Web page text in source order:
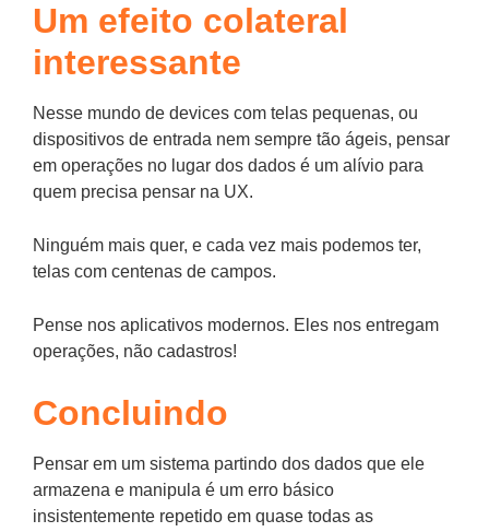
Um efeito colateral
interessante
Nesse mundo de devices com telas pequenas, ou
dispositivos de entrada nem sempre tão ágeis, pensar
em operações no lugar dos dados é um alívio para
quem precisa pensar na UX.
Ninguém mais quer, e cada vez mais podemos ter,
telas com centenas de campos.
Pense nos aplicativos modernos. Eles nos entregam
operações, não cadastros!
Concluindo
Pensar em um sistema partindo dos dados que ele
armazena e manipula é um erro básico
insistentemente repetido em quase todas as